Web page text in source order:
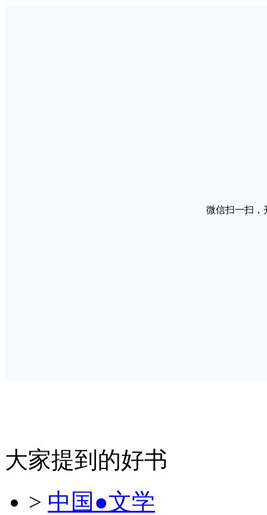
微信扫一扫，
大家提到的好书
> 中国●文学